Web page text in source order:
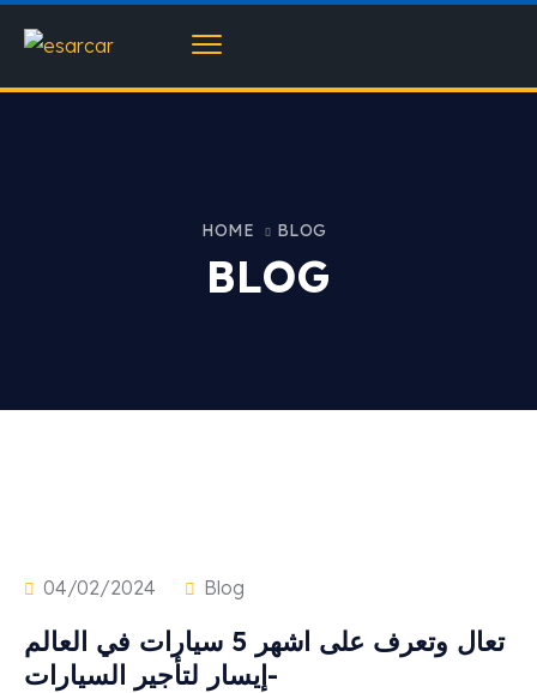
HOME BLOG
BLOG
04/02/2024 Blog
تعال وتعرف على اشهر 5 سيارات في العالم
-إيسار لتأجير السيارات